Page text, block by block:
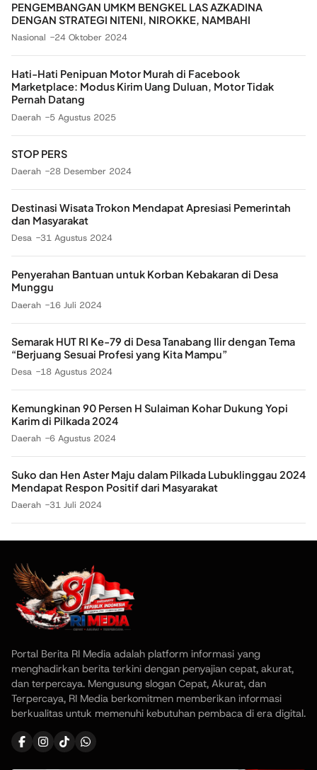
PENGEMBANGAN UMKM BENGKEL LAS AZKADINA
DENGAN STRATEGI NITENI, NIROKKE, NAMBAHI
Nasional 24 Oktober 2024
Hati-Hati Penipuan Motor Murah di Facebook
Marketplace: Modus Kirim Uang Duluan, Motor Tidak
Pernah Datang
Daerah 5 Agustus 2025
STOP PERS
Daerah 28 Desember 2024
Destinasi Wisata Trokon Mendapat Apresiasi Pemerintah
dan Masyarakat
Desa 31 Agustus 2024
Penyerahan Bantuan untuk Korban Kebakaran di Desa
Munggu
Daerah 16 Juli 2024
Semarak HUT RI Ke-79 di Desa Tanabang Ilir dengan Tema
“Berjuang Sesuai Profesi yang Kita Mampu”
Desa 18 Agustus 2024
Kemungkinan 90 Persen H Sulaiman Kohar Dukung Yopi
Karim di Pilkada 2024
Daerah 6 Agustus 2024
Suko dan Hen Aster Maju dalam Pilkada Lubuklinggau 2024
Mendapat Respon Positif dari Masyarakat
Daerah 31 Juli 2024
Portal Berita RI Media adalah platform informasi yang
menghadirkan berita terkini dengan penyajian cepat, akurat,
dan terpercaya. Mengusung slogan Cepat, Akurat, dan
Terpercaya, RI Media berkomitmen memberikan informasi
berkualitas untuk memenuhi kebutuhan pembaca di era digital.